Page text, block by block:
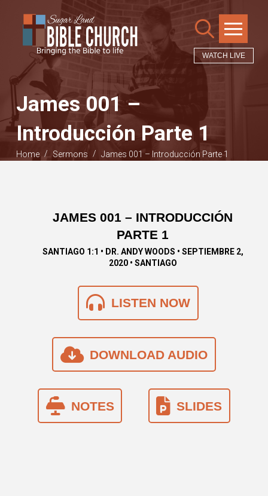
WATCH LIVE
James 001 –
Introducción Parte 1
Home / Sermons / James 001 – Introducción Parte 1
JAMES 001 – INTRODUCCIÓN
PARTE 1
SANTIAGO 1:1 • DR. ANDY WOODS • SEPTIEMBRE 2,
2020 • SANTIAGO
LISTEN NOW
DOWNLOAD AUDIO
NOTES SLIDES